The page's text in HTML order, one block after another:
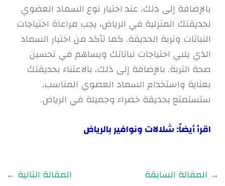
بالإضافة إلى ذلك، عند اختيار نوع السماد العضوي
لحديقتك المنزلية في الرياض، يجب مراعاة احتياجات
النباتات وتربة الحديقة. كما تأكد من اختيار السماد
الذي يلبي احتياجات نباتاتك ويساهم في تحسين
صحة التربة. بالإضافة إلى ذلك، بالاعتناء بحديقتك
بعناية واستخدام السماد العضوي المناسب،
ستستمتع بحديقة خضراء وجميلة في الرياض.
اقرأ أيضاً:شلالات ونوافير بالرياض
→ المقالة السابقة المقالة التالية ←